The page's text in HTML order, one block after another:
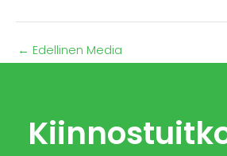
← Edellinen Media